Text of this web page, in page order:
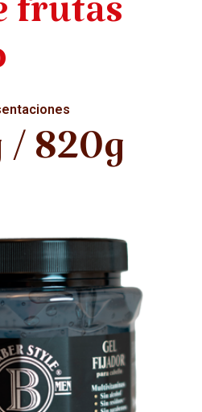
frutas
/ 820g